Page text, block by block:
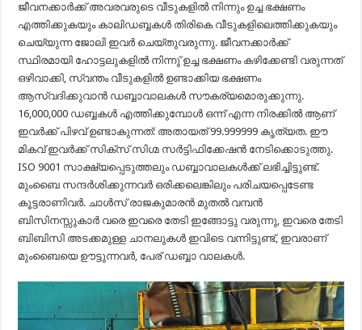
ജീവനക്കാർക്ക് അവരവരുടെ വീടുകളിൽ നിന്നും ഉച്ച ഭക്ഷണം
എത്തിക്കുകയും കാലിഡബ്ബകൾ തിരികെ വീടുകളിലെത്തിക്കുകയും
ചെയ്യുന്ന ജോലി ഇവർ ചെയ്തുവരുന്നു. ജീവനക്കാർക്ക്
സ്ഥിരമായി ഹോട്ടലുകളിൽ നിന്നു് ഉച്ച ഭക്ഷണം കഴിക്കേണ്ടി വരുന്നത്
ഒഴിവാക്കി, സ്വന്തം വീടുകളിൽ ഉണ്ടാക്കിയ ഭക്ഷണം
ആസ്വദിക്കുവാൻ ഡബ്ബാവാലകൾ സൗകര്യമൊരുക്കുന്നു.
16,000,000 ഡബ്ബകൾ എത്തിക്കുമ്പോൾ ഒന്ന് എന്ന നിരക്കിൽ ആണ്
ഇവർക്ക് പിഴവ് ഉണ്ടാകുന്നത്: അതായത് 99.999999 കൃത്യത. ഈ
മികവ് ഇവർക്ക് സിക്സ് സിഗ്മ സർട്ടിഫിക്കേഷൻ നേടിക്കൊടുത്തു.
ISO 9001 സാക്ഷ്യപ്പെടുത്തലും ഡബ്ബാവാലകൾക്ക് ലഭിച്ചിട്ടുണ്ട്.
മുംബൈ സന്ദർശിക്കുന്നവർ ഒരിക്കലെങ്കിലും പരിചയപ്പെടേണ്ട
കൂട്ടരാണിവർ. ചാൾസ് രാജകുമാരൻ മുതൽ വമ്പൻ
ബിസിനസ്സുകാർ വരെ ഇവരെ തേടി ഇങ്ങോട്ടു വരുന്നു, ഇവരെ തേടി
ബിബിസി അടക്കമുള്ള ചാനലുകൾ ഇവിടെ വന്നിട്ടുണ്ട്, ഇവരാണ്
മുംബൈയെ ഊട്ടുന്നവർ, പേര് ഡബ്ബാ വാലകൾ.